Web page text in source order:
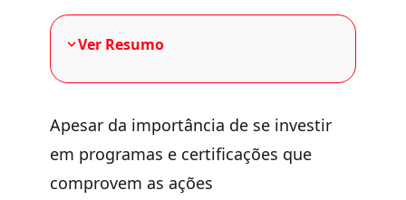
Ver Resumo
Apesar da importância de se investir
em programas e certificações que
comprovem as ações